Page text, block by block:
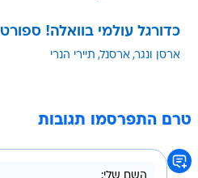
כדורגל עולמי בוואלה! ספורט
ארסן ונגר ארסנל תיירי הנרי
טרם התפרסמו תגובות